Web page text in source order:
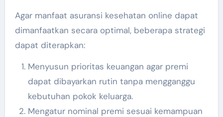
Agar manfaat asuransi kesehatan online dapat
dimanfaatkan secara optimal, beberapa strategi
dapat diterapkan:
Menyusun prioritas keuangan agar premi
dapat dibayarkan rutin tanpa mengganggu
kebutuhan pokok keluarga.
Mengatur nominal premi sesuai kemampuan